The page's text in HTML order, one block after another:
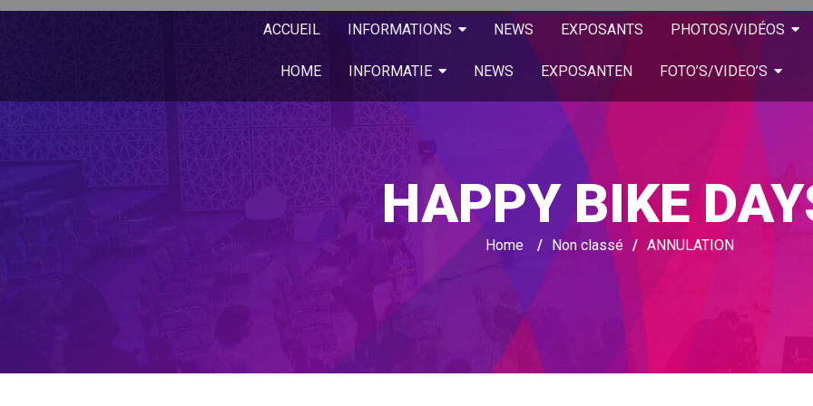
ACCUEIL INFORMATIONS NEWS EXPOSANTS PHOTOS/VIDÉOS
HOME INFORMATIE NEWS EXPOSANTEN FOTO’S/VIDEO’S
HAPPY BIKE
Home / Non classé / ANNULATION